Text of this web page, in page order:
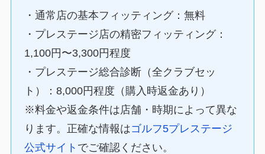
・通常店の基本フィッティング：無料
・プレステージ店の精密フィッティング：
1,100円〜3,300円程度
・プレステージ総合診断（全クラブセッ
ト）：8,000円程度（購入時返金あり）
※料金や返金条件は店舗・時期によって異な
ります。正確な情報はゴルフ5プレステージ
公式サイト でご確認ください。